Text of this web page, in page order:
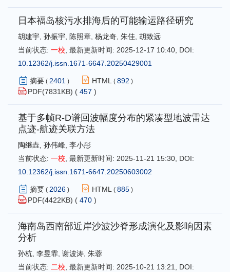
日本福岛核污水排海后的可能输运路径研究
胡建宇 孙振宇 陈照章 杨龙奇 朱佳 胡致远
当前状态: 一校 最新更新时间: 2025-12-17 10:40 DOI:
10.12362/j.issn.1671-6647.20250429001
摘要 ( 2401 ) HTML ( 892 )
PDF(7831 KB) ( 457 )
基于多帧R-D谱回波幅度分布的紧凑型地波雷达
点迹-航迹关联方法
陶继垚 孙伟峰 李小彤
当前状态: 一校 最新更新时间: 2025-11-21 15:30 DOI:
10.12362/j.issn.1671-6647.20250603002
摘要 ( 2026 ) HTML ( 885 )
PDF(4422KB) ( 470 )
海南岛西南部近岸沙波沙脊形成演化及影响因素
分析
孙杭 李昱霏 谢波涛 朱蓉
当前状态: 二校 最新更新时间: 2025-10-21 13:21
DOI: